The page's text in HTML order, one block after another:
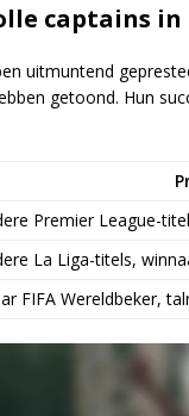
captains
uitmuntend
getoond. Hun
Premier League-
La Liga-titels,
FIFA Wereldbeker,